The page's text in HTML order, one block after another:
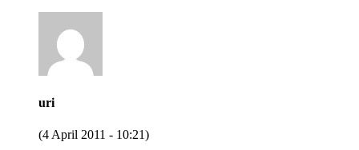
uri
(4 April 2011 - 10:21)